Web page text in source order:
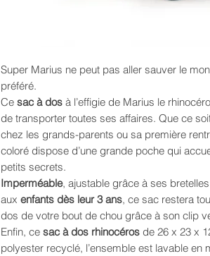
Super Marius ne peut pas aller sauver le
préféré.
Ce sac à dos à l’effigie de Marius le
de transporter toutes ses affaires. Que ce
chez les grands-parents ou sa première
coloré dispose d’une grande poche qui
petits secrets.
Imperméable, ajustable grâce à ses
aux enfants dès leur 3 ans, ce sac restera
dos de votre bout de chou grâce à son clip
Enfin, ce sac à dos rhinocéros de 26 x 23 x
polyester recyclé, l’ensemble est lavable en